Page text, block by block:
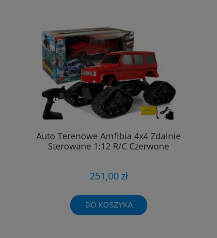
Auto Terenowe Amfibia 4x4 Zdalnie
Sterowane 1:12 R/C Czerwone
251,00 zł
DO KOSZYKA